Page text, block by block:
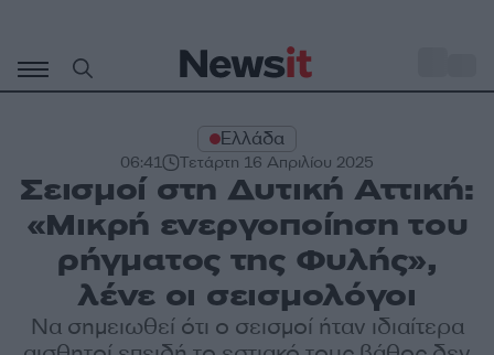
περιεχόμενο
Ελλάδα
06:41 Τετάρτη 16 Απριλίου 2025
Σεισμοί στη Δυτική Αττική:
«Μικρή ενεργοποίηση του
ρήγματος της Φυλής»,
λένε οι σεισμολόγοι
Να σημειωθεί ότι ο σεισμοί ήταν ιδιαίτερα